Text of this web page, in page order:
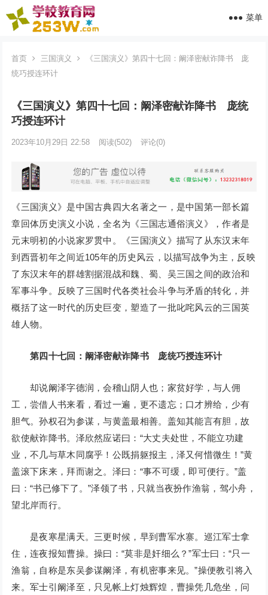
菜单
首页 三国演义
《三国演义》第四十七回：阚泽密献诈降书 庞
统巧授连环计
《三国演义》第四十七回：阚泽密献诈降书 庞统
巧授连环计
2023年10月29日 22:58 阅读(502) 评论(0)
《三国演义》是中国古典四大名著之一，是中国第一部长篇
章回体历史演义小说，全名为《三国志通俗演义》，作者是
元末明初的小说家罗贯中。《三国演义》描写了从东汉末年
到西晋初年之间近105年的历史风云，以描写战争为主，反映
了东汉末年的群雄割据混战和魏、蜀、吴三国之间的政治和
军事斗争。反映了三国时代各类社会斗争与矛盾的转化，并
概括了这一时代的历史巨变，塑造了一批叱咤风云的三国英
雄人物。
第四十七回：阚泽密献诈降书 庞统巧授连环计
却说阚泽字德润，会稽山阴人也；家贫好学，与人佣
工，尝借人书来看，看过一遍，更不遗忘；口才辨给，少有
胆气。孙权召为参谋，与黄盖最相善。盖知其能言有胆，故
欲使献诈降书。泽欣然应诺曰：“大丈夫处世，不能立功建
业，不几与草木同腐乎！公既捐躯报主，泽又何惜微生！”黄
盖滚下床来，拜而谢之。泽曰：“事不可缓，即可便行。”盖
曰：“书已修下了。”泽领了书，只就当夜扮作渔翁，驾小舟，
望北岸而行。
是夜寒星满天。三更时候，早到曹军水寨。巡江军士拿
住，连夜报知曹操。操曰：“莫非是奸细么？”军士曰：“只一
渔翁，自称是东吴参谋阚泽，有机密事来见。”操便教引将入
来。军士引阚泽至，只见帐上灯烛辉煌，曹操凭几危坐，问